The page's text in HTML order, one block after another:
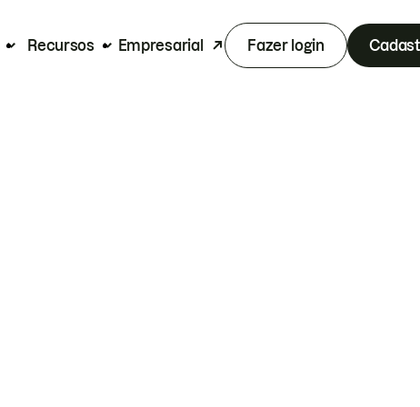
Recursos Empresarial Fazer login